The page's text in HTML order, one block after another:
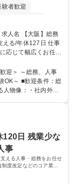
験者歓迎
り 食事補助あり
/年休127日 仕事
応じて幅広くお任せ
務所勤務ですが、
り・宿泊を伴う国内
助け合いながら、総
迎＞ ～総務、人事
OK～ ■歓迎条件：総
120日 残業少な
事
える人事・総務をお任せ
度改定などのコア業務